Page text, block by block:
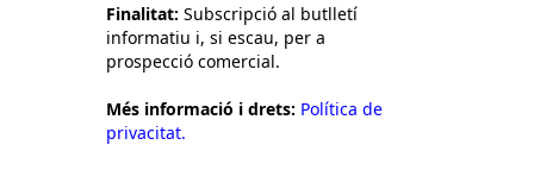
Finalitat: Subscripció al butlletí
informatiu i, si escau, per a
prospecció comercial.
Més informació i drets: Política de
privacitat.